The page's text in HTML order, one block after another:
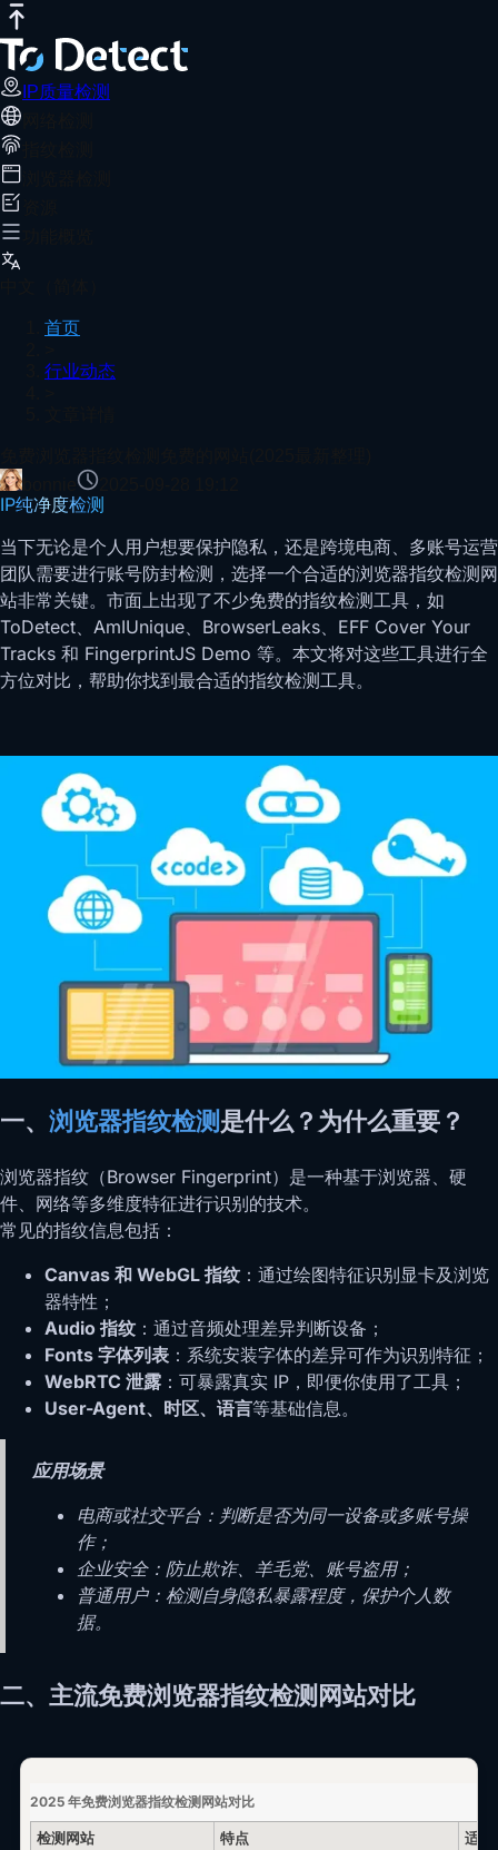
IP质量检测
免费浏览器指纹检测免费的网站(2025最
2025最新免费浏览器指纹检测网站推荐，ToDetect检测全面
首页
推荐阅读
IP质量检测
首页
行业动态
IP纯净度检测
当下无论是个人用户想要保护隐私，还是跨境电商、多账号运营
团队需要进行账号防封检测，选择一个合适的浏览器指纹检测网
站非常关键。市面上出现了不少免费的指纹检测工具，如
ToDetect、AmIUnique、BrowserLeaks、EFF Cover Your
Tracks 和 FingerprintJS Demo 等。本文将对这些工具进行全
方位对比，帮助你找到最合适的指纹检测工具。
一、 浏览器指纹检测是什么？为什么重要？
浏览器指纹（Browser Fingerprint）是一种基于浏览器、硬
件、网络等多维度特征进行识别的技术。
常见的指纹信息包括：
Canvas 和 WebGL 指纹 ：通过绘图特征识别显卡及浏览
器特性；
Audio 指纹 ：通过音频处理差异判断设备；
Fonts 字体列表 ：系统安装字体的差异可作为识别特征；
WebRTC 泄露 ：可暴露真实 IP，即便你使用了工具；
User-Agent、时区、语言等基础信息。
应用场景
电商或社交平台：判断是否为同一设备或多账号操
作；
企业安全：防止欺诈、羊毛党、账号盗用；
普通用户：检测自身隐私暴露程度，保护个人数
据。
二、主流免费浏览器指纹检测网站对比
检测网站 特点 适合
2025 年免费浏览器指纹检测网站对比